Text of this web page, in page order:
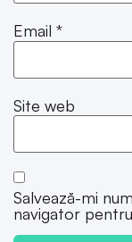
Email *
Site web
Salvează-mi
navigator